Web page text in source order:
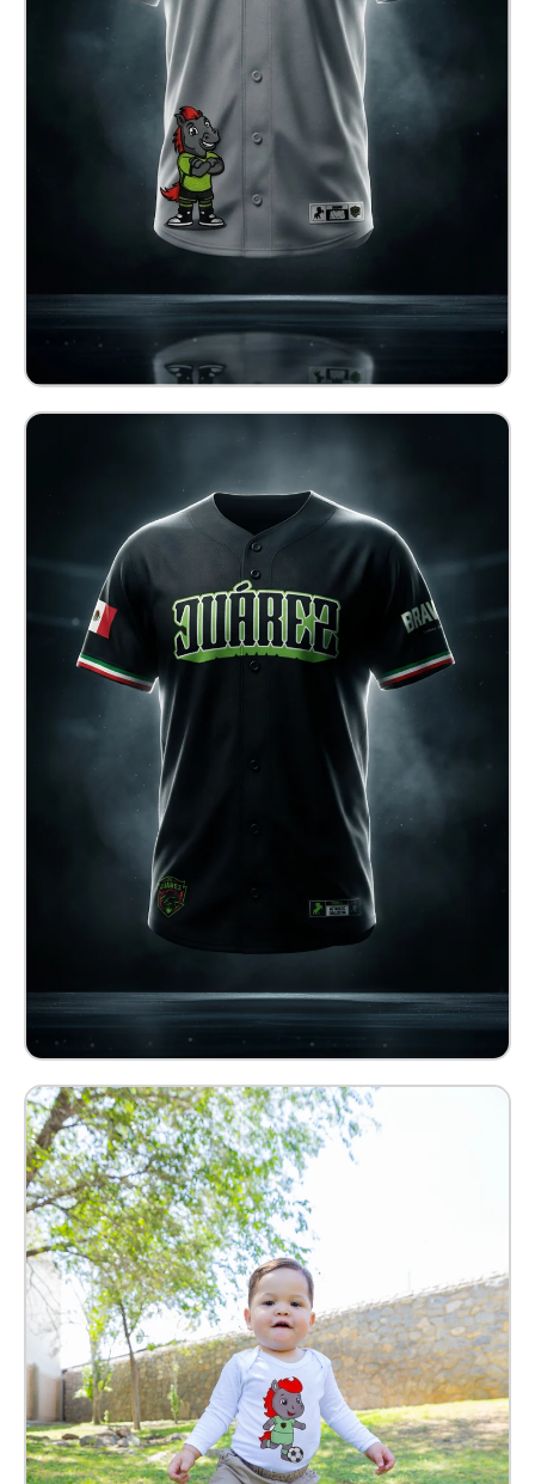
$ 900.00 MXN
Jersey Baseball Juárez
Pañalero Benny Bebé Kids
$ 209.00 MXN